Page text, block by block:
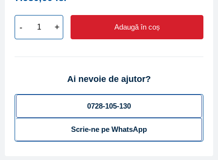
-
Cantitate
BMETERS
APATOR
WCM
+ Adaugă în coș
Ai nevoie de ajutor?
0728-105-130
Scrie-ne pe WhatsApp